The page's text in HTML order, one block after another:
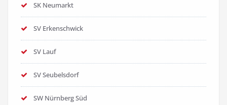
SK Neumarkt
SV Erkenschwick
SV Lauf
SV Seubelsdorf
SW Nürnberg Süd